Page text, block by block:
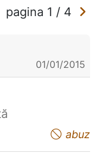
pagina 1 / 4
01/01/2015
abuz